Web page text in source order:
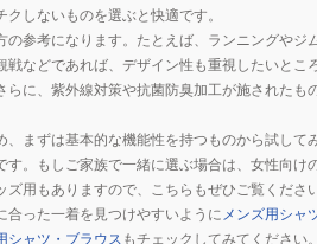
しないものを選ぶと快適です。
参考になります。たとえば、ランニングや
などであれば、デザイン性も重視したいと
に、紫外線対策や抗菌防臭加工が施された
、まずは基本的な機能性を持つものから試し
。もしご家族で一緒に選ぶ場合は、女性向
用もありますので、こちらもぜひご覧ください
合った一着を見つけやすいように メンズ用シャ
シャツ・ブラウス もチェックしてみてください